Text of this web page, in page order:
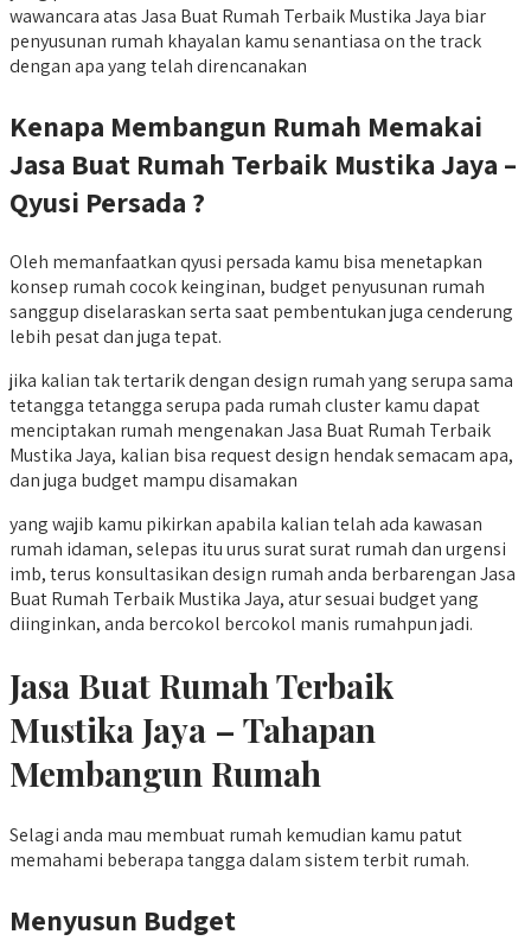
wawancara atas Jasa Buat Rumah Terbaik Mustika Jaya biar
penyusunan rumah khayalan kamu senantiasa on the track
dengan apa yang telah direncanakan
Kenapa Membangun Rumah Memakai
Jasa Buat Rumah Terbaik Mustika Jaya –
Qyusi Persada ?
Oleh memanfaatkan qyusi persada kamu bisa menetapkan
konsep rumah cocok keinginan, budget penyusunan rumah
sanggup diselaraskan serta saat pembentukan juga cenderung
lebih pesat dan juga tepat.
jika kalian tak tertarik dengan design rumah yang serupa sama
tetangga tetangga serupa pada rumah cluster kamu dapat
menciptakan rumah mengenakan Jasa Buat Rumah Terbaik
Mustika Jaya, kalian bisa request design hendak semacam apa,
dan juga budget mampu disamakan
yang wajib kamu pikirkan apabila kalian telah ada kawasan
rumah idaman, selepas itu urus surat surat rumah dan urgensi
imb, terus konsultasikan design rumah anda berbarengan Jasa
Buat Rumah Terbaik Mustika Jaya, atur sesuai budget yang
diinginkan, anda bercokol bercokol manis rumahpun jadi.
Jasa Buat Rumah Terbaik
Mustika Jaya – Tahapan
Membangun Rumah
Selagi anda mau membuat rumah kemudian kamu patut
memahami beberapa tangga dalam sistem terbit rumah.
Menyusun Budget